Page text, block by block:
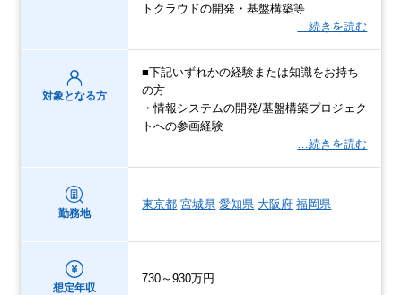
トクラウドの開発・基盤構築等
…続きを読む
対象となる方
■下記いずれかの経験または知識をお持ち
の方
・情報システムの開発/基盤構築プロジェク
トへの参画経験
…続きを読む
勤務地
東京都 宮城県 愛知県 大阪府 福岡県
想定年収
730～930万円